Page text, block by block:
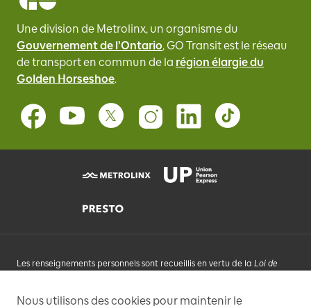
Une division de Metrolinx, un organisme du
Gouvernement de l'Ontario, GO Transitest le réseau
de transport en commun de la région élargie du
Golden Horseshoe.
Les renseignements personnels sont recueillis en vertu de la Loi de
Nous utilisons des cookies pour maintenir le